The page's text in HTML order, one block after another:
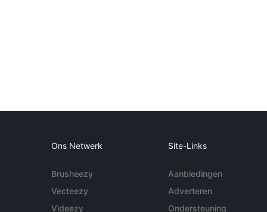
Ons Netwerk
Brusheezy
Vecteezy
Videezy
Site-Links
Aanbiedingen
Adverteren
Ondersteuning